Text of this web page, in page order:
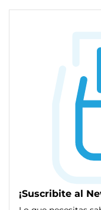
¡Suscribite al